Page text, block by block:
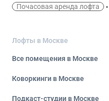
Почасовая аренда лофта
Лофты в Москве
Все помещения в Москве
Коворкинги в Москве
Подкаст-студии в Москве